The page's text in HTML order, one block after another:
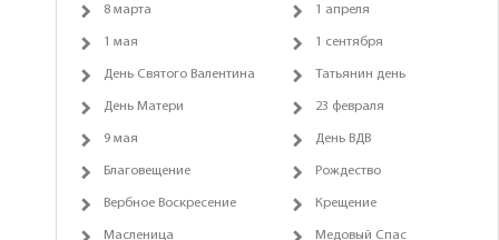
8 марта 1 апреля
1 мая 1 сентября
День Святого Валентина Татьянин день
День Матери 23 февраля
9 мая День ВДВ
Благовещение Рождество
Вербное Воскресение Крещение
Масленица Медовый Спас